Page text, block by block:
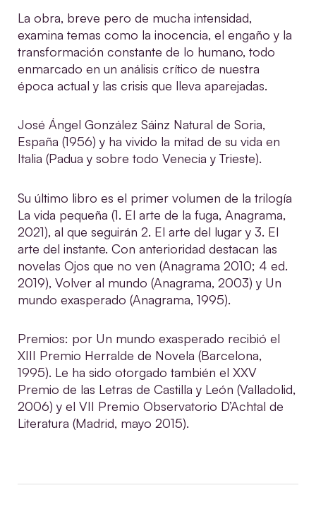
La obra, breve pero de mucha intensidad,
examina temas como la inocencia, el engaño y la
transformación constante de lo humano, todo
enmarcado en un análisis crítico de nuestra
época actual y las crisis que lleva aparejadas.
José Ángel González Sáinz Natural de Soria,
España (1956) y ha vivido la mitad de su vida en
Italia (Padua y sobre todo Venecia y Trieste).
Su último libro es el primer volumen de la trilogía
La vida pequeña (1. El arte de la fuga, Anagrama,
2021), al que seguirán 2. El arte del lugar y 3. El
arte del instante. Con anterioridad destacan las
novelas Ojos que no ven (Anagrama 2010; 4 ed.
2019), Volver al mundo (Anagrama, 2003) y Un
mundo exasperado (Anagrama, 1995).
Premios: por Un mundo exasperado recibió el
XIII Premio Herralde de Novela (Barcelona,
1995). Le ha sido otorgado también el XXV
Premio de las Letras de Castilla y León (Valladolid,
2006) y el VII Premio Observatorio D’Achtal de
Literatura (Madrid, mayo 2015).